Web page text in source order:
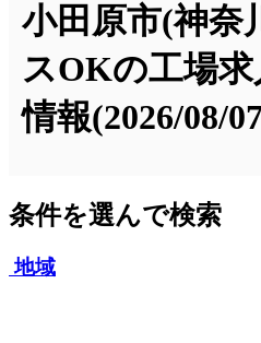
小田原市(神奈
スOKの工場
情報(2026/08/
条件を選んで検索
地域